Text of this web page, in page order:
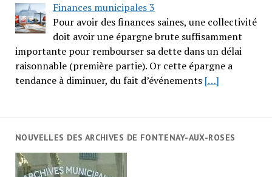
Finances municipales 3
Pour avoir des finances saines, une collectivité
doit avoir une épargne brute suffisamment
importante pour rembourser sa dette dans un délai
raisonnable (première partie). Or cette épargne a
tendance à diminuer, du fait d’événements […]
NOUVELLES DES ARCHIVES DE FONTENAY-AUX-ROSES